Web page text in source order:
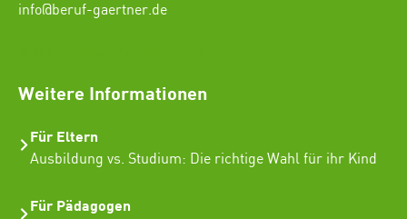
info@beruf-gaertner.de
Weitere Informationen
Für Eltern
Ausbildung vs. Studium: Die richtige Wahl für ihr Kind
Für Pädagogen